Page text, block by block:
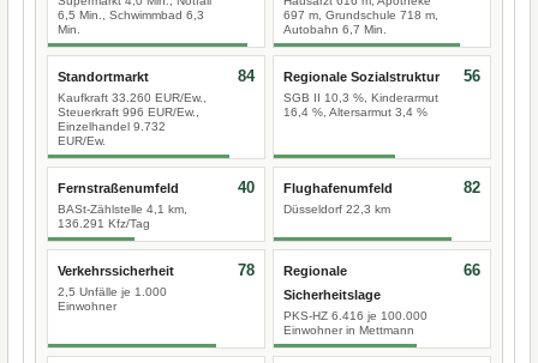
6,5 Min., Schwimmbad 6,3
Min.
697 m, Grundschule 718 m,
Autobahn 6,7 Min.
Standortmarkt
Kaufkraft 33.260 EUR/Ew.,
Steuerkraft 996 EUR/Ew.,
Einzelhandel 9.732
EUR/Ew.
84 Regionale Sozialstruktur
SGB II 10,3 %, Kinderarmut
16,4 %, Altersarmut 3,4 %
56
Fernstraßenumfeld
BASt-Zählstelle 4,1 km,
136.291 Kfz/Tag
40 Flughafenumfeld
Düsseldorf 22,3 km
82
Verkehrssicherheit
2,5 Unfälle je 1.000
Einwohner
78
Regionale
Sicherheitslage
PKS-HZ 6.416 je 100.000
Einwohner in Mettmann
66